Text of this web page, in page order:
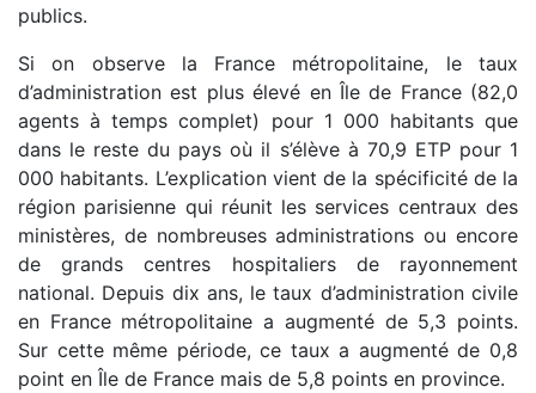
publics.
Si on observe la France métropolitaine, le taux
d’administration est plus élevé en Île de France (82,0
agents à temps complet) pour 1 000 habitants que
dans le reste du pays où il s’élève à 70,9 ETP pour 1
000 habitants. L’explication vient de la spécificité de la
région parisienne qui réunit les services centraux des
ministères, de nombreuses administrations ou encore
de grands centres hospitaliers de rayonnement
national. Depuis dix ans, le taux d’administration civile
en France métropolitaine a augmenté de 5,3 points.
Sur cette même période, ce taux a augmenté de 0,8
point en Île de France mais de 5,8 points en province.